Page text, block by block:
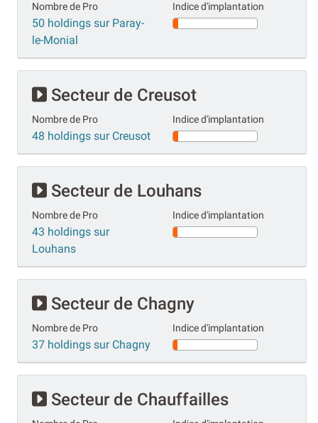
Nombre de Pro
50 holdings sur Paray-
le-Monial
Indice d'implantation
Secteur de Creusot
Nombre de Pro
48 holdings sur Creusot
Indice d'implantation
Secteur de Louhans
Nombre de Pro
43 holdings sur
Louhans
Indice d'implantation
Secteur de Chagny
Nombre de Pro
37 holdings sur Chagny
Indice d'implantation
Secteur de Chauffailles